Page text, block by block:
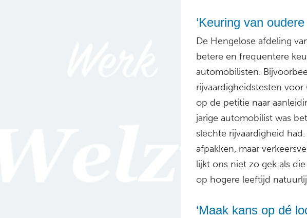
‘Keuring van
De Hengelose afdeling
betere en frequentere
automobilisten.
rijvaardigheidstesten
op de petitie naar
jarige automobilist was
slechte rijvaardigheid
afpakken, maar
lijkt ons niet zo gek als
op hogere leeftijd
‘Maak kans op dé